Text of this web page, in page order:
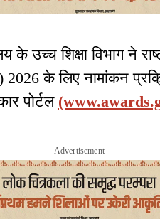
के उच्च शिक्षा विभाग ने
2026 के लिएनामांकन
पोर्टल
Advertisement